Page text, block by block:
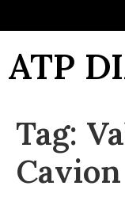
ATP
Tag:
Cavion